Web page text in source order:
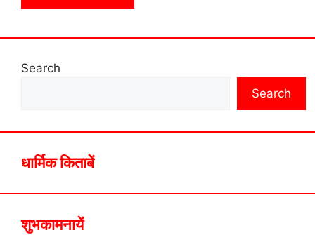
Search
Search
धार्मिक किताबें
शुभकामनायें